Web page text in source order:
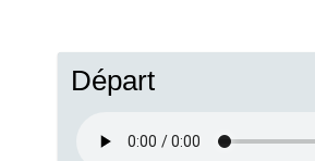
Départ